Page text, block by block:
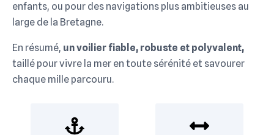
enfants, ou pour des navigations plus ambitieuses au
large de la Bretagne.
En résumé, un voilier fiable, robuste et polyvalent,
taillé pour vivre la mer en toute sérénité et savourer
chaque mille parcouru.